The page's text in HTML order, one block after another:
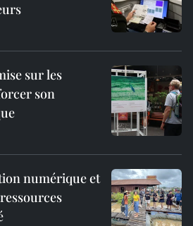
sur les
son
numérique et